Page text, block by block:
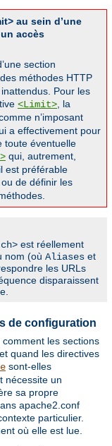
au sein d’une
accès
section
méthodes HTTP
Pour les
<Limit>, la
n’imposant
a effectivement pour
toute éventuelle
qui, autrement,
est préférable
ou de définir les
est réellement
nom (où Aliases et
les URLs
disparaissent
de configuration
les sections
quand les directives
sont-elles
nécessite un
sa propre
apache2.conf
particulier.
où elle est lue.